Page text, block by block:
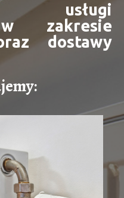
usługi
zakresie
dostawy